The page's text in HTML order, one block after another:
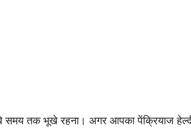
समय तक भूखे रहना। अगर आपका पेंक्रियाज